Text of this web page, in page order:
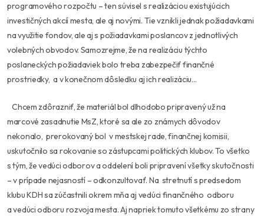
programového rozpočtu – ten súvisel s realizáciou existujúcich
investičných akcií mesta, ale aj novými. Tie vznikli jednak požiadavkami
na využitie fondov, ale aj s požiadavkami poslancov z jednotlivých
volebných obvodov. Samozrejme, že na realizáciu týchto
poslaneckých požiadaviek bolo treba zabezpečiť finančné
prostriedky, a v konečnom dôsledku aj ich realizáciu…
Chcem zdôrazniť, že materiál bol dlhodobo pripravený už na
marcové zasadnutie MsZ, ktoré sa ale zo známych dôvodov
nekonalo, prerokovaný bol v mestskej rade, finančnej komisii,
uskutočnilo sa rokovanie so zástupcami politických klubov. To všetko
s tým, že vedúci odborov a oddelení boli pripravení všetky skutočnosti
– v prípade nejasností – odkonzultovať. Na stretnutí s predsedom
klubu KDH sa zúčastnili okrem mňa aj vedúci finančného odboru
a vedúci odboru rozvoja mesta. Aj napriek tomuto všetkému zo strany